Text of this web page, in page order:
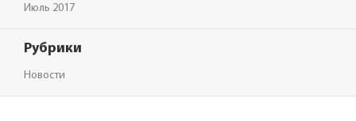
Июль 2017
Рубрики
Новости